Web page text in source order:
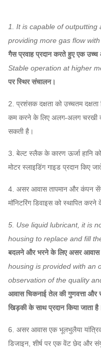
1. It is capable of
providing more gas flow with
गैस प्रवाह प्रदान करते हुए एक
Stable operation at higher
पर स्थिर संचालन।
2. प्रशंसक दक्षता को उच्चतम दक्षता
कम करने के लिए अलग-अलग चरखी
सकती है।
3. बेल्ट स्लैक के कारण ऊर्जा हानि
मोटर स्लाइडिंग गाइड प्रदान किए
4. असर आवास तापमान और कंपन
मॉनिटरिंग डिवाइस को स्थापित
5. Use liquid lubricant, it is
housing to replace and fill
बदलने और भरने के लिए असर आवास
housing is provided with an
observation of the quality
आवास चिकनाई तेल की गुणवत्ता
खिड़की के साथ प्रदान किया जाता
6. असर आवास एक भूलभुलैया
डिजाइन, शीर्ष पर एक वेंट छेद और